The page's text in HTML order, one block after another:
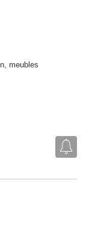
meubles